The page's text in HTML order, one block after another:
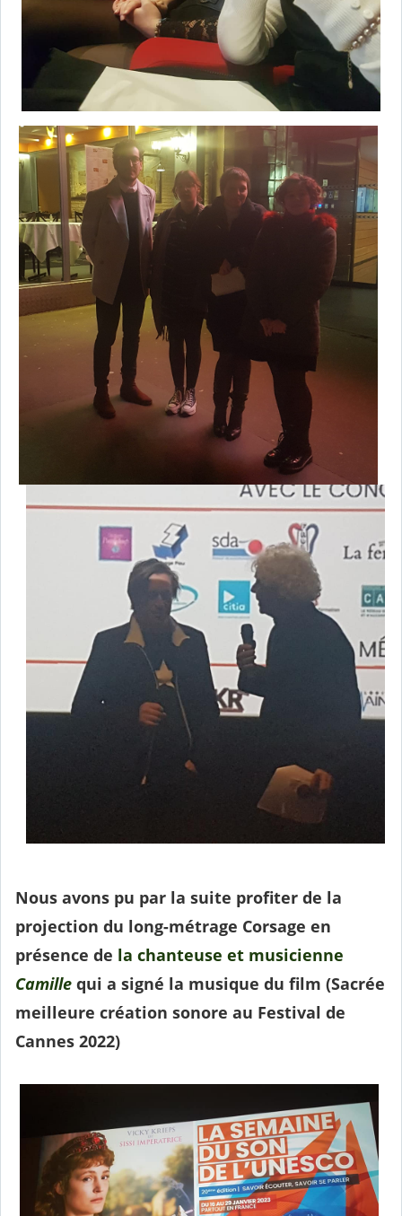
Nous avons pu par la suite profiter de la
projection du long-métrage Corsage en
présence de la chanteuse et musicienne
Camille qui a signé la musique du film (Sacrée
meilleure création sonore au Festival de
Cannes 2022)